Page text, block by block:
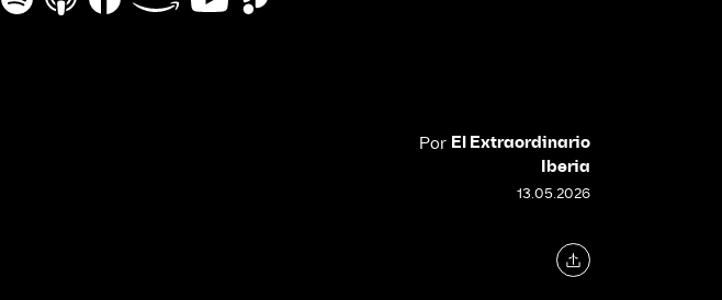
Por El Extraordinario
Iberia
13.05.2026